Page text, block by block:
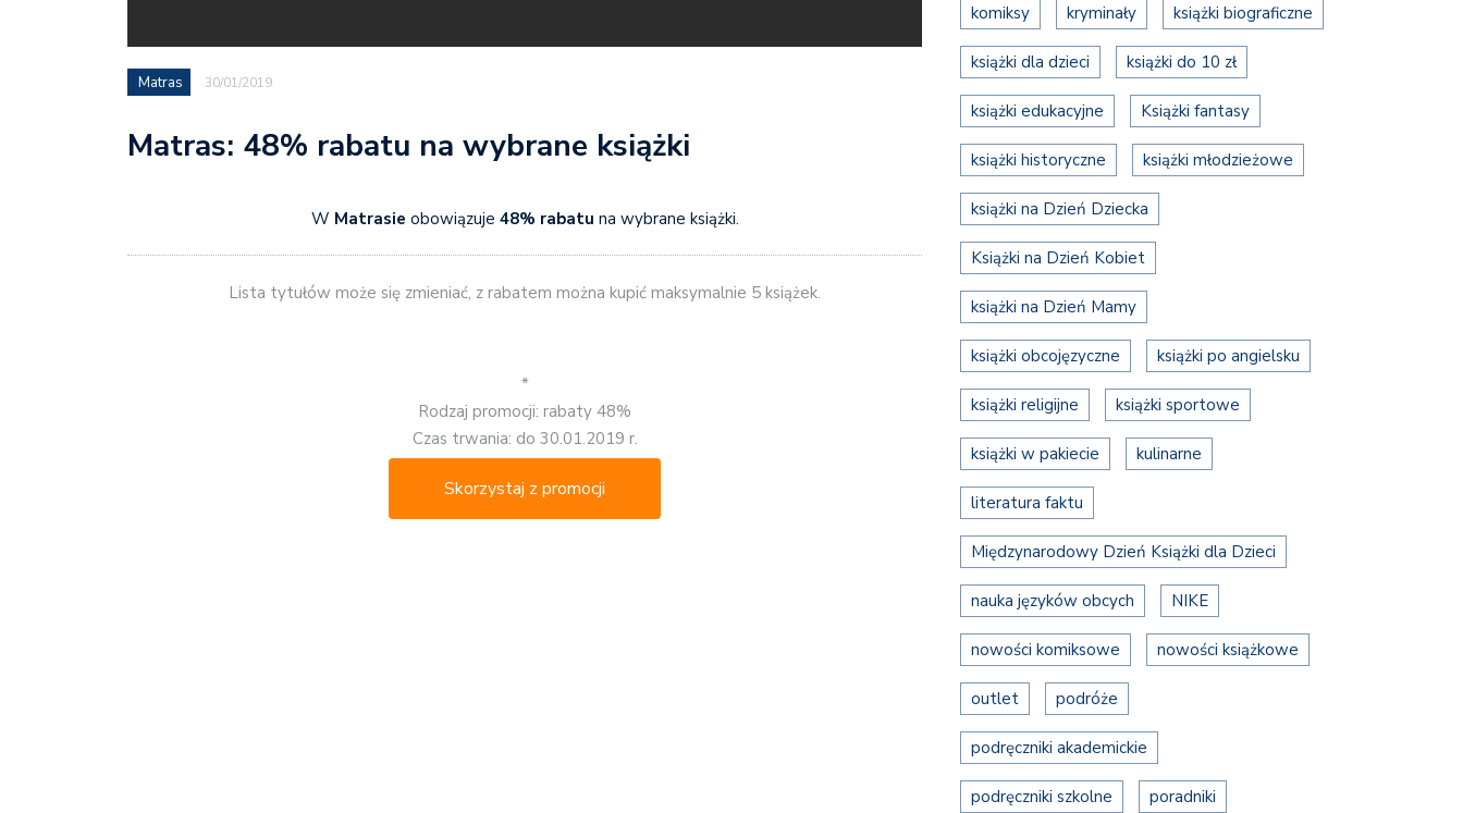
Matras 30/01/2019
Matras: 48% rabatu na wybrane książki
W Matrasie obowiązuje 48% rabatu na wybrane książki.
Lista tytułów może się zmieniać, z rabatem można kupić maksymalnie 5 książek.
*
Rodzaj promocji: rabaty 48%
Czas trwania: do 30.01.2019 r.
Skorzystaj z promocji
komiksy kryminały książki biograficzne
książki dla dzieci książki do 10 zł
książki edukacyjne Książki fantasy
książki historyczne książki młodzieżowe
książki na Dzień Dziecka
Książki na Dzień Kobiet
książki na Dzień Mamy
książki obcojęzyczne książki po angielsku
książki religijne książki sportowe
książki w pakiecie kulinarne
literatura faktu
Międzynarodowy Dzień Książki dla Dzieci
nauka języków obcych NIKE
nowości komiksowe nowości książkowe
outlet podróże
podręczniki akademickie
podręczniki szkolne poradniki